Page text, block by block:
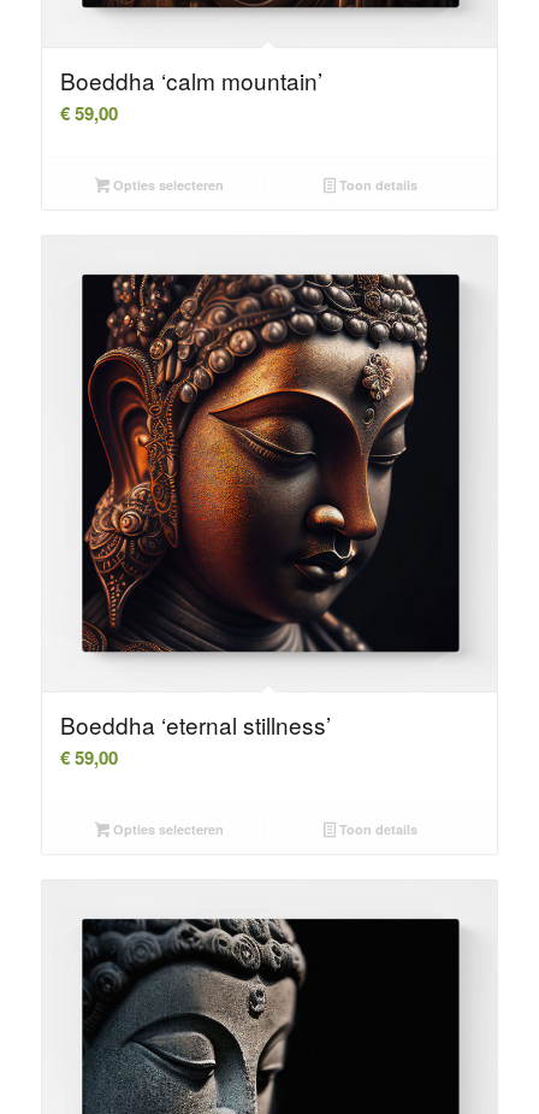
Boeddha ‘calm mountain’
€59,00
Opties selecteren Toon details
Boeddha ‘eternal stillness’
€59,00
Opties selecteren Toon details